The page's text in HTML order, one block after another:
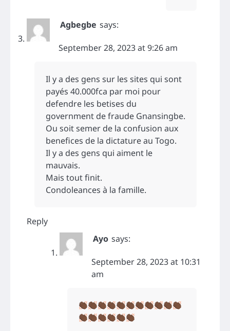
Agbegbe says:
September 28, 2023 at 9:26 am
Il y a des gens sur les sites qui sont
payés 40.000fca par moi pour
defendre les betises du
government de fraude Gnansingbe.
Ou soit semer de la confusion aux
benefices de la dictature au Togo.
Il y a des gens qui aiment le
mauvais.
Mais tout finit.
Condoleances à la famille.
Reply
Ayo says:
September 28, 2023 at 10:31
am